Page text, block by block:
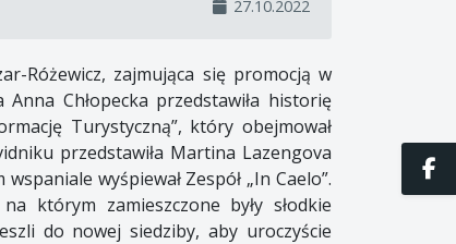
27.10.2022
Różewicz, zajmująca się promocją w
Chłopecka przedstawiła historię
Turystyczną”, który obejmował
przedstawiła Martina Lazengova
wyśpiewał Zespół „In Caelo”.
którym zamieszczone były słodkie
do nowej siedziby, aby uroczyście